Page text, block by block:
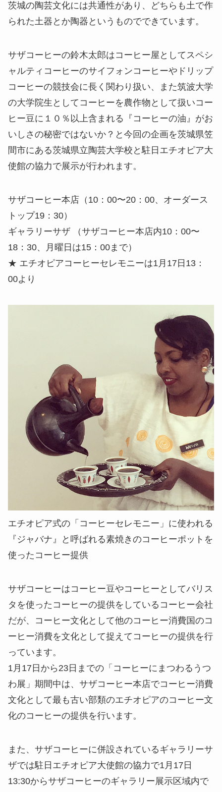
茨城の陶芸文化には共通性があり、どちらも土で作
られた土器とか陶器というものでできています。
サザコーヒーの鈴木太郎はコーヒー屋としてスペシ
ャルティコーヒーのサイフォンコーヒーやドリップ
コーヒーの競技会に長く関わり扱い、また筑波大学
の大学院生としてコーヒーを農作物として扱いコー
ヒー豆に１０％以上含まれる『コーヒーの油』がお
いしさの秘密ではないか？と今回の企画を茨城県笠
間市にある茨城県立陶芸大学校と駐日エチオピア大
使館の協力で展示が行われます。
サザコーヒー本店（10：00〜20：00、オーダース
トップ19：30）
ギャラリーサザ （サザコーヒー本店内10：00〜
18：30、月曜日は15：00まで）
★ エチオピアコーヒーセレモニーは1月17日13：
00より
エチオピア式の「コーヒーセレモニー」に使われる
『ジャバナ』と呼ばれる素焼きのコーヒーポットを
使ったコーヒー提供
サザコーヒーはコーヒー豆やコーヒーとしてバリス
タを使ったコーヒーの提供をしているコーヒー会社
だが、コーヒー文化として他のコーヒー消費国のコ
ーヒー消費を文化として捉えてコーヒーの提供を行
っています。
1月17日から23日までの「コーヒーにまつわるうつ
わ展」期間中は、サザコーヒー本店でコーヒー消費
文化として最も古い部類のエチオピアのコーヒー文
化のコーヒーの提供を行います。
また、サザコーヒーに併設されているギャラリーサ
ザでは駐日エチオピア大使館の協力で1月17日
13:30からサザコーヒーのギャラリー展示区域内で